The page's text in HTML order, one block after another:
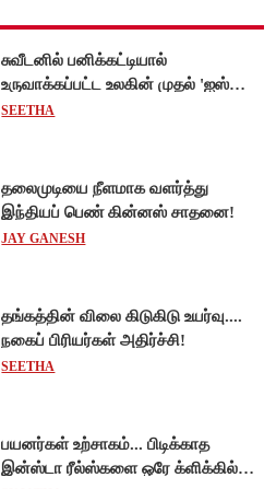
சுவீடனில் பனிக்கட்டியால்
உருவாக்கப்பட்ட உலகின் முதல் 'ஐஸ்
ஓட்டல்'!
SEETHA
தலைமுடியை நீளமாக வளர்த்து
இந்தியப் பெண் கின்னஸ் சாதனை!
JAY GANESH
தங்கத்தின் விலை கிடுகிடு உயர்வு....
நகைப் பிரியர்கள் அதிர்ச்சி!
SEETHA
பயனர்கள் உற்சாகம்... பிடிக்காத
இன்ஸ்டா ரீல்ஸ்களை ஒரே க்ளிக்கில்